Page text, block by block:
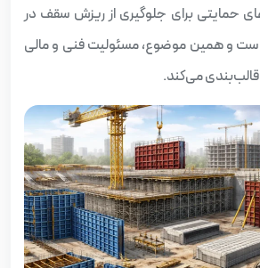
حمایتی برای جلوگیری از ریزش سقف در
و همین موضوع، مسئولیت فنی و مالی
می‌کند.